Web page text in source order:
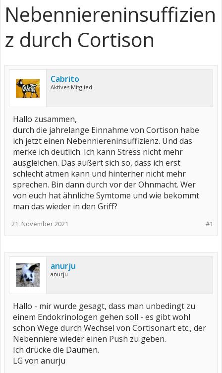
Nebenniereninsuffizien
z durch Cortison
Cabrito
Aktives Mitglied
Hallo zusammen,
durch die jahrelange Einnahme von Cortison habe
ich jetzt einen Nebenniereninsuffizienz. Und das
merke ich deutlich. Ich kann Stress nicht mehr
ausgleichen. Das äußert sich so, dass ich erst
schlecht atmen kann und hinterher nicht mehr
sprechen. Bin dann durch vor der Ohnmacht. Wer
von euch hat ähnliche Symtome und wie bekommt
man das wieder in den Griff?
#1
21. November 2021
anurju
anurju
Hallo - mir wurde gesagt, dass man unbedingt zu
einem Endokrinologen gehen soll - es gibt wohl
schon Wege durch Wechsel von Cortisonart etc., der
Nebenniere wieder einen Push zu geben.
Ich drücke die Daumen.
LG von anurju